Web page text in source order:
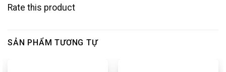
Rate this product
SẢN PHẨM TƯƠNG TỰ